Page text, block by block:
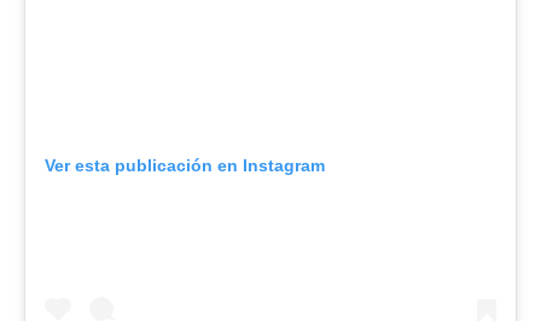
Ver esta publicación en Instagram